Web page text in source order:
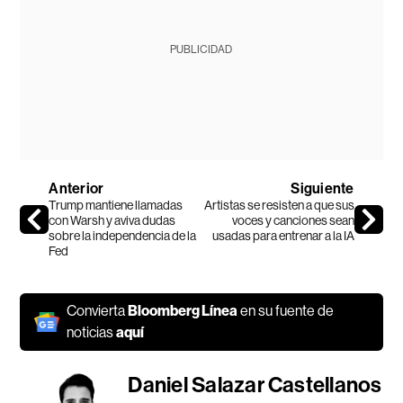
PUBLICIDAD
Anterior
Trump mantiene llamadas
con Warsh y aviva dudas
sobre la independencia de la
Fed
Siguiente
Artistas se resisten a que sus
voces y canciones sean
usadas para entrenar a la IA
ConviertaBloomberg Líneaen su fuente de
noticiasaquí
Daniel Salazar Castellanos